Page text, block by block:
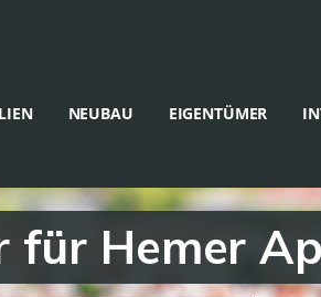
NEUBAU EIGENTÜMER
für Hemer